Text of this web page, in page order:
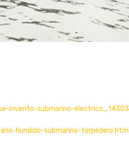
invento-submarino-electrico_14303
hundido-submarino-torpedero.html